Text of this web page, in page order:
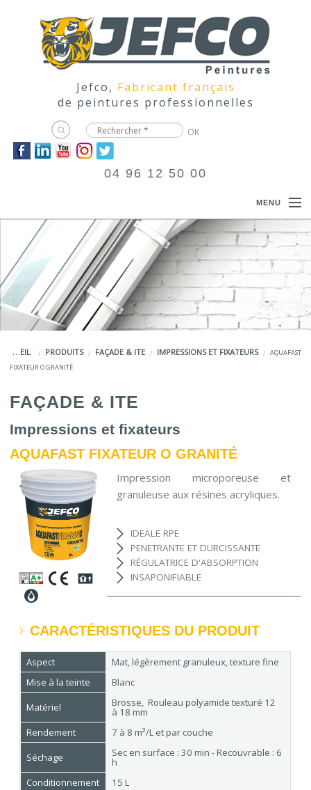
Jefco, Fabricant français
de peintures professionnelles
04 96 12 50 00
MENU
ACCUEIL
PRODUITS
DOCUMENTATIONS
COULEURS
ACCUEIL PRODUITS FAÇADE & ITE IMPRESSIONS ET FIXATEURS
AQUAFAST
FIXATEUR O GRANITÉ
FAÇADE & ITE
Impressions et fixateurs
AQUAFAST FIXATEUR O GRANITÉ
Impression microporeuse et
granuleuse aux résines acryliques.
IDEALE RPE
PENETRANTE ET DURCISSANTE
RÉGULATRICE D'ABSORPTION
INSAPONIFIABLE
CARACTÉRISTIQUES DU PRODUIT
Aspect
Mat, légèrement granuleux, texture fine
Mise à la teinte
Blanc
Matériel
Brosse, Rouleau polyamide texturé 12
à 18 mm
Rendement
7 à 8 m²/L et par couche
Séchage
Sec en surface : 30 min - Recouvrable : 6
h
Conditionnement
15 L